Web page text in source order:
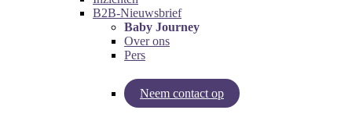
B2B-Nieuwsbrief
Baby Journey
Over ons
Pers
Neem contact op
Inzichten van Baby Journey